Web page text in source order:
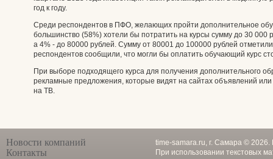
год к году.
Среди респондентов в ПФО, желающих пройти дополнительное
большинство (58%) хотели бы потратить на курсы сумму до 30 000
а 4% - до 80000 рублей. Сумму от 80001 до 100000 рублей
респондентов сообщили, что могли бы оплатить обучающий курс
При выборе подходящего курса для получения дополнительного
рекламные предложения, которые видят на сайтах объявлений
на ТВ.
Новости компаний
Контакты
time-samara.ru, г. Самара ©
При использовании текстовых